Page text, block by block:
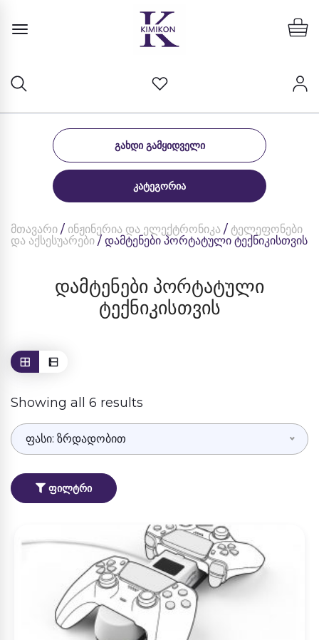
ᲒᲐᲮᲓᲘ ᲒᲐᲛᲧᲘᲓᲕᲔᲚᲘ
ᲙᲐᲢᲔᲒᲝᲠᲘᲐ
მთავარი / ინჟინერია და ელექტრონიკა / ტელეფონები
და აქსესუარები / დამტენები პორტატული ტექნიკისთვის
დამტენები პორტატული
ტექნიკისთვის
Showing all 6 results
ფასი: ზრდადობით
ᲤᲘᲚᲢᲠᲘ